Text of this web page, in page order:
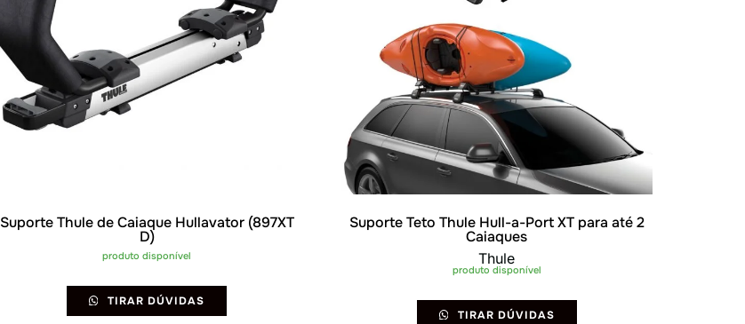
Suporte Thule de Caiaque Hullavator (897XT
D)
produto disponível
TIRAR DÚVIDAS
Suporte Teto Thule Hull-a-Port XT para até 2
Caiaques
Thule
produto disponível
TIRAR DÚVIDAS